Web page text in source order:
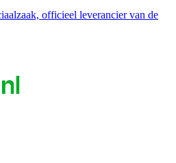
officieel leverancier van de